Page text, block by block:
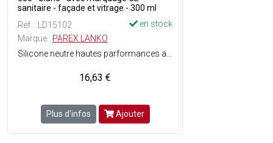
sanitaire - façade et vitrage - 300 ml
Réf. : LD15102
en stock
Marque : PAREX LANKO
16,63 €
Plus d'infos Ajouter